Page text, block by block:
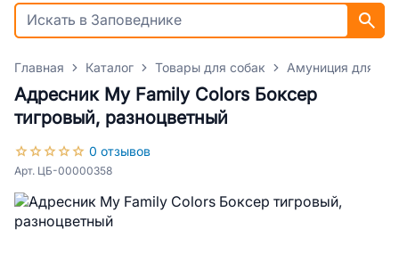
Главная Каталог Товары для собак Амуниция для
Адресник My Family Colors Боксер
тигровый, разноцветный
0 отзывов
Арт. ЦБ-00000358